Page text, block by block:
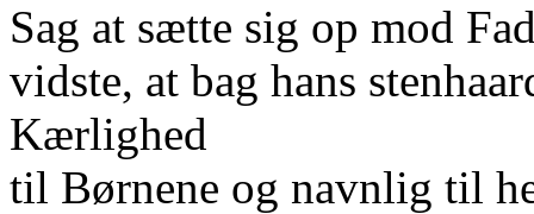
Sag at sætte sig op mod
vidste, at bag hans
Kærlighed
til Børnene og navnlig til